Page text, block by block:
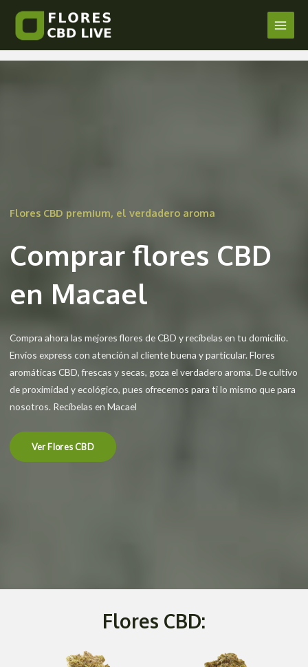
contenido
Main
Menu
Comprar Flores CBD en Macael
/ Almería/ Poradmin
Flores CBD premium, el verdadero aroma
Comprar flores CBD
en Macael
Compra ahora las mejores flores de CBD y recíbelas en tu domicilio.
Envíos express con atención al cliente buena y particular. Flores
aromáticas CBD, frescas y secas, goza el verdadero aroma. De cultivo
de proximidad y ecológico, pues ofrecemos para ti lo mismo que para
nosotros. Recíbelas en Macael
Ver Flores CBD
Flores CBD: